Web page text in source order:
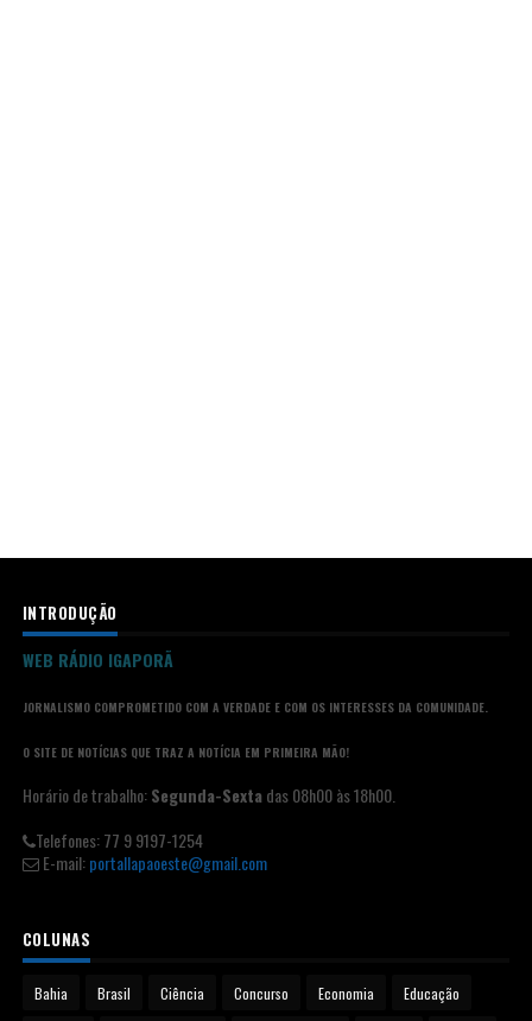
INTRODUÇÃO
WEB RÁDIO IGAPORÃ
JORNALISMO COMPROMETIDO COM A VERDADE E COM OS INTERESSES DA COMUNIDADE.
O SITE DE NOTÍCIAS QUE TRAZ A NOTÍCIA EM PRIMEIRA MÃO!
Horário de trabalho:Segunda-Sexta das 08h00 às 18h00.
Telefones: 77 9 9197-1254
E-mail:portallapaoeste@gmail.com
COLUNAS
Bahia Brasil Ciência Concurso Economia Educação